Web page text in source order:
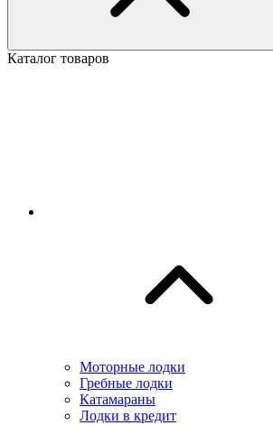
Каталог товаров
Моторные лодки
Гребные лодки
Катамараны
Лодки в кредит